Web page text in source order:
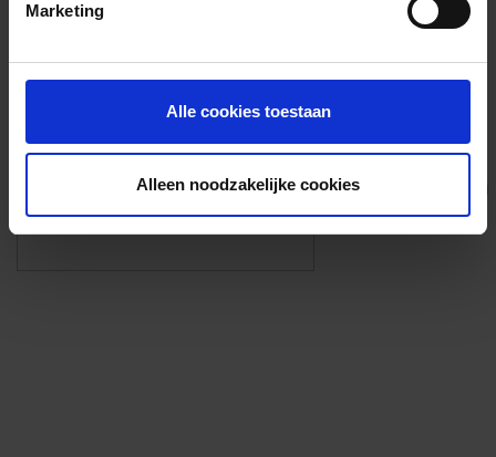
Marketing
Alle cookies toestaan
Alleen noodzakelijke cookies
Foto’s ({{photos.length}})
Eigen foto’s